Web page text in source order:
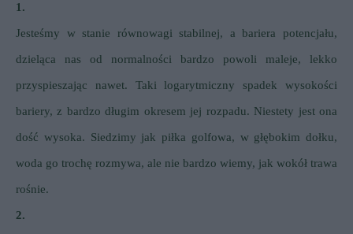
1.
Jesteśmy w stanie równowagi stabilnej, a bariera potencjału,
dzieląca nas od normalności bardzo powoli maleje, lekko
przyspieszając nawet. Taki logarytmiczny spadek wysokości
bariery, z bardzo długim okresem jej rozpadu. Niestety jest ona
dość wysoka. Siedzimy jak piłka golfowa, w głębokim dołku,
woda go trochę rozmywa, ale nie bardzo wiemy, jak wokół trawa
rośnie.
2.